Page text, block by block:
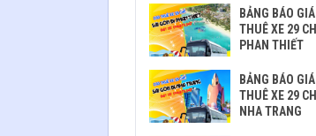
BẢNG BÁO
THUÊ XE 29
PHAN THIẾT
BẢNG BÁO
THUÊ XE 29
NHA TRANG